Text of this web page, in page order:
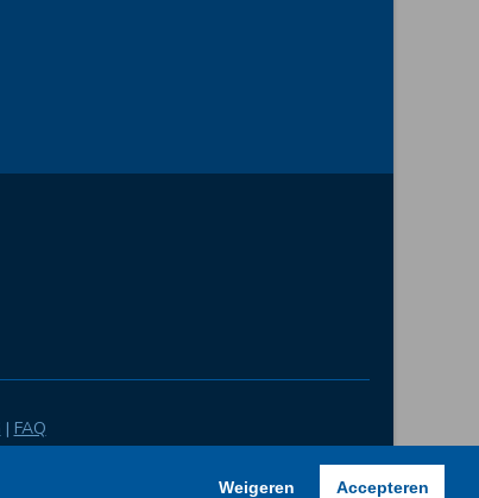
| FAQ
Weigeren Accepteren